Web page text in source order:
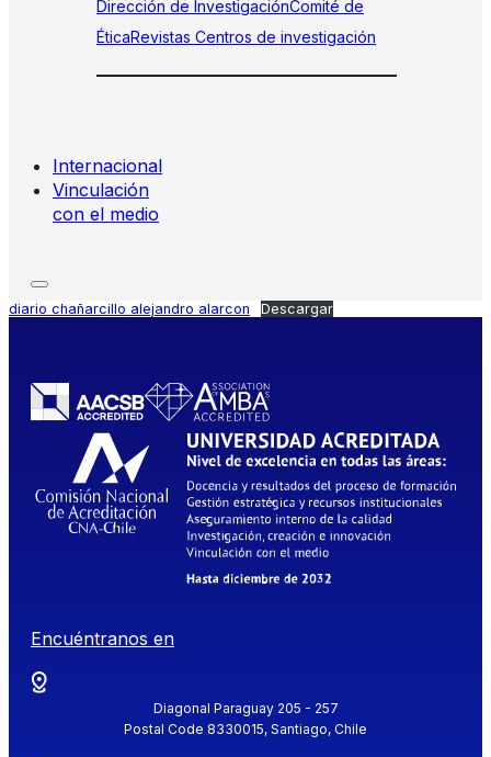
Dirección de InvestigaciónComité de
ÉticaRevistas Centros de investigación
Internacional
Vinculación
con el medio
diario chañarcillo alejandro alarcon Descargar
Encuéntranos en
Diagonal Paraguay 205 - 257
Postal Code 8330015, Santiago, Chile